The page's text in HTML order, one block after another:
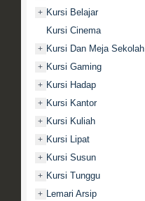
+ Kursi Belajar
Kursi Cinema
+ Kursi Dan Meja Sekolah
+ Kursi Gaming
+ Kursi Hadap
+ Kursi Kantor
+ Kursi Kuliah
+ Kursi Lipat
+ Kursi Susun
+ Kursi Tunggu
+ Lemari Arsip